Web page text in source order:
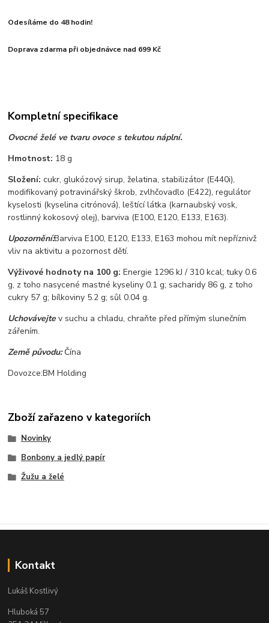
Odesíláme do 48 hodin!
Doprava zdarma při objednávce nad 699 Kč
Kompletní specifikace
Ovocné želé ve tvaru ovoce s tekutou náplní.
Hmotnost: 18 g
Složení: cukr, glukózový sirup, želatina, stabilizátor (E440i),
modifikovaný potravinářský škrob, zvlhčovadlo (E422), regulátor
kyselosti (kyselina citrónová), leštící látka (karnaubský vosk,
rostlinný kokosový olej), barviva (E100, E120, E133, E163).
Upozornění:Barviva E100, E120, E133, E163 mohou mít nepříznivž
vliv na aktivitu a pozornost dětí.
Výživové hodnoty na 100 g: Energie 1296 kJ / 310 kcal; tuky 0.6
g, z toho nasycené mastné kyseliny 0.1 g; sacharidy 86 g, z toho
cukry 57 g; bílkoviny 5.2 g; sůl 0.04 g.
Uchovávejtev suchu a chladu, chraňte před přímým slunečním
zářením.
Země původu:Čína
Dovozce:BM Holding
Zboží zařazeno v kategoriích
Novinky
Bonbony a jedlý papír
Žužu a želé
Kontakt
Lukáš Kostlivý
Hluboká 57